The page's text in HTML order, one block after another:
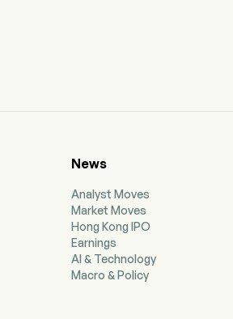
News
Analyst Moves
Market Moves
Hong Kong IPO
Earnings
AI & Technology
Macro & Policy